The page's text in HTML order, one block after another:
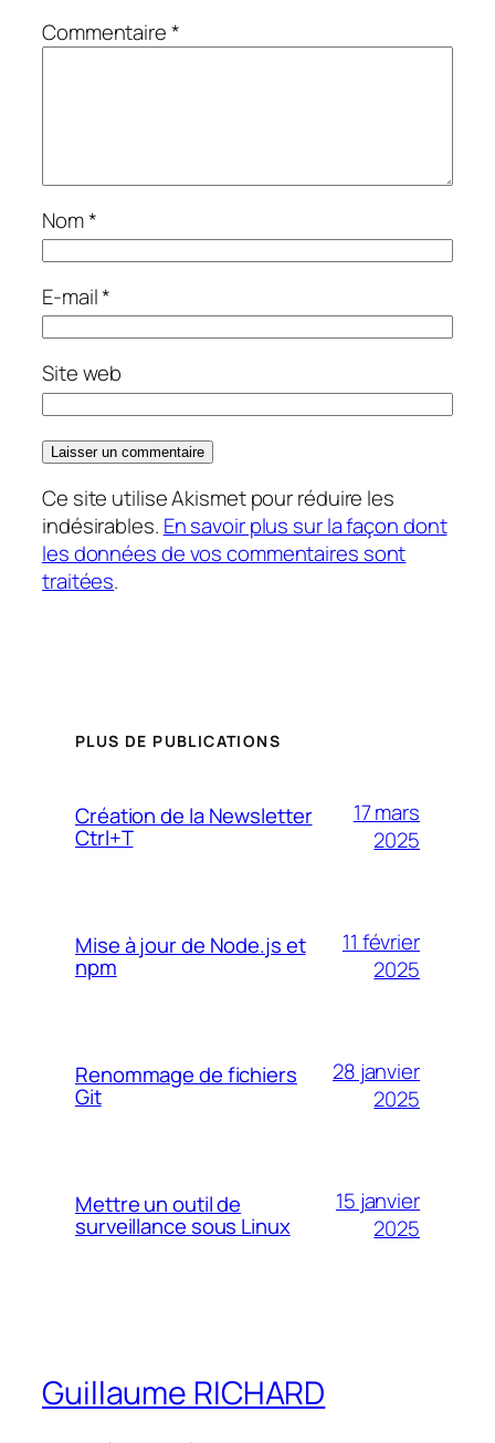
Commentaire*
Nom*
E-mail*
Site web
Ce site utilise Akismet pour réduire les
indésirables. En savoir plus sur la façon dont
les données de vos commentaires sont
traitées.
PLUS DE PUBLICATIONS
Création de la Newsletter
Ctrl+T
17 mars
2025
Mise à jour de Node.js et
npm
11 février
2025
Renommage de fichiers
Git
28 janvier
2025
Mettre un outil de
surveillance sous Linux
15 janvier
2025
Guillaume RICHARD